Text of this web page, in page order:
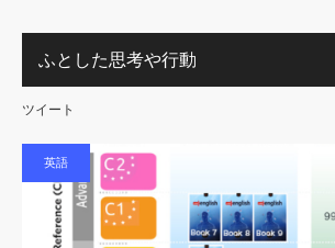
ふとした思考や行動
ツイート
英語